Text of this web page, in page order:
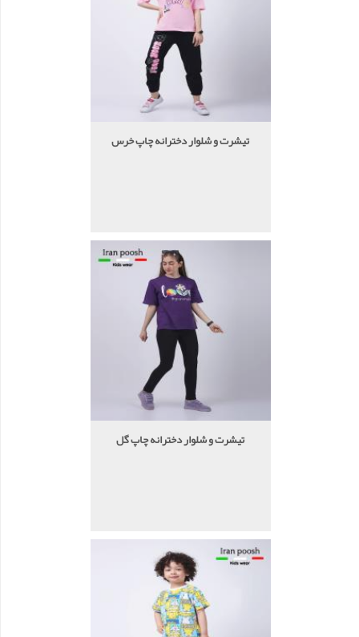
تیشرت و شلوار دخترانه چاپ خرس
تیشرت و شلوار دخترانه چاپ گل